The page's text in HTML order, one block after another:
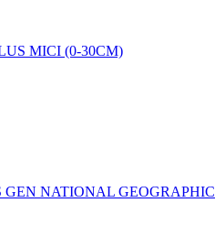
MICI (0-30CM)
GEN NATIONAL GEOGRAPHIC